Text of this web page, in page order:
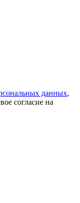
данных,
согласие на